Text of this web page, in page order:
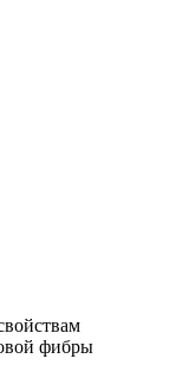
фибры